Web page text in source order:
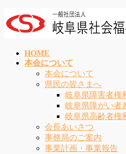
ン
ビ
HOME
本会について
本会について
県民の皆さまへ
岐阜県障害者権
岐阜県障がい者
岐阜県高齢者権
会長あいさつ
事務局のご案内
事業計画・事業報告